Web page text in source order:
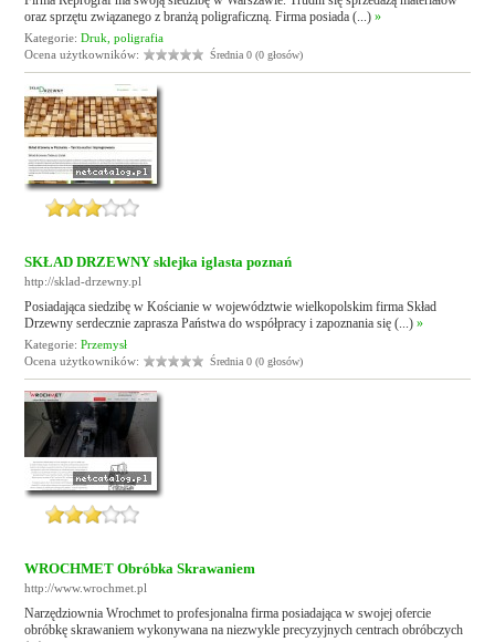
oraz sprzętu związanego z branżą poligraficzną. Firma posiada (...)»
Kategorie:Druk, poligrafia
Ocena użytkowników:
Średnia 0 (0 głosów)
SKŁAD DRZEWNY sklejka iglasta poznań
http://sklad-drzewny.pl
Posiadająca siedzibę w Kościanie w województwie wielkopolskim firma Skład
Drzewny serdecznie zaprasza Państwa do współpracy i zapoznania się (...)»
Kategorie:Przemysł
Ocena użytkowników:
Średnia 0 (0 głosów)
WROCHMET Obróbka Skrawaniem
http://www.wrochmet.pl
Narzędziownia Wrochmet to profesjonalna firma posiadająca w swojej ofercie
obróbkę skrawaniem wykonywana na niezwykle precyzyjnych centrach obróbczych